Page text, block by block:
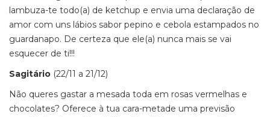
lambuza-te todo(a) de ketchup e envia uma declaração de
amor com uns lábios sabor pepino e cebola estampados no
guardanapo. De certeza que ele(a) nunca mais se vai
esquecer de ti!!!
Sagitário (22/11 a 21/12)
Não queres gastar a mesada toda em rosas vermelhas e
chocolates? Oferece à tua cara-metade uma previsão